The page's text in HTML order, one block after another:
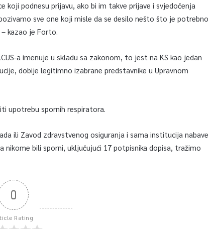
podnesu prijavu, ako bi im takve prijave i svjedočenja
sve one koji misle da se desilo nešto što je potrebno
kazao je Forto.
a imenuje u skladu sa zakonom, to jest na KS kao jedan
dobije legitimno izabrane predstavnike u Upravnom
upotrebu spornih respiratora.
ili Zavod zdravstvenog osiguranja i sama institucija nabave
bili sporni, uključujući 17 potpisnika dopisa, tražimo
0
Rating